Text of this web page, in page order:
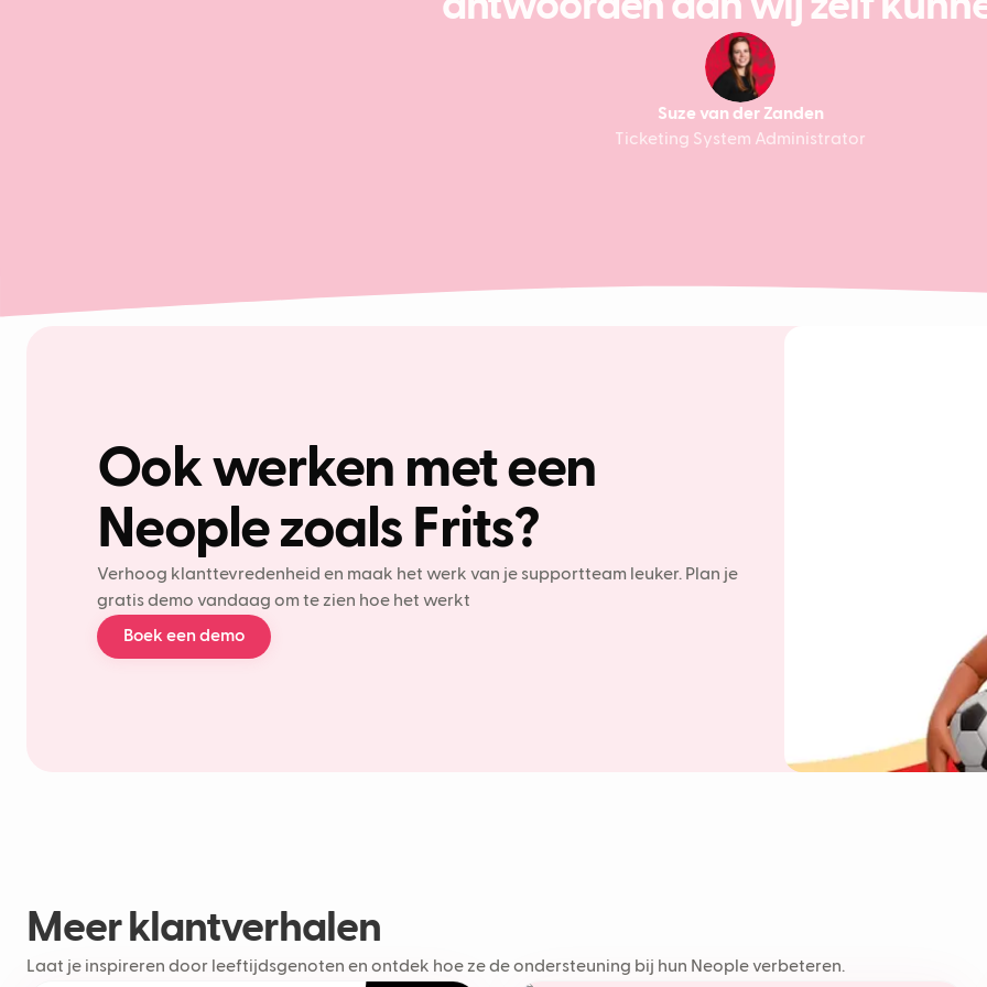
Suze van der Zanden
Ticketing System Administrator
Ook werken met een
Neople zoals Frits?
Verhoog klanttevredenheid en maak het werk van je supportteam leuker. Plan je
gratis demo vandaag om te zien hoe het werkt
Boek een demo
Meer klantverhalen
Laat je inspireren door leeftijdsgenoten en ontdek hoe ze de ondersteuning bij hun Neople verbeteren.